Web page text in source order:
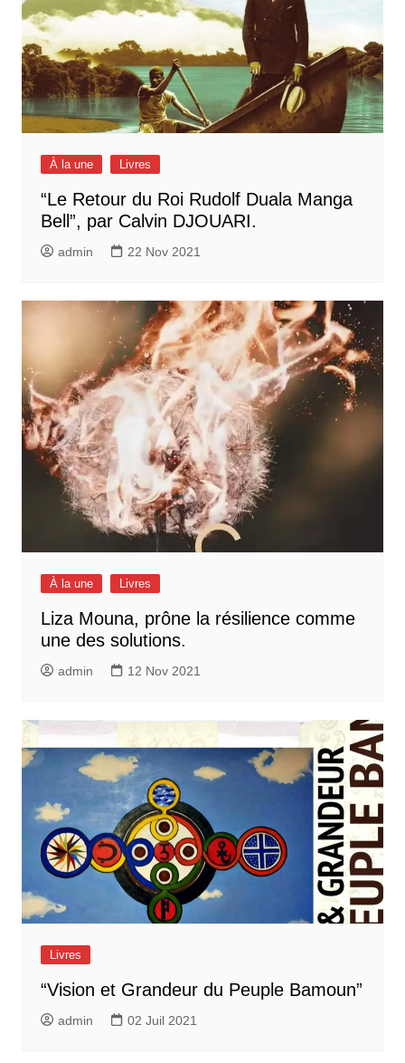
À la une Livres
“Le Retour du Roi Rudolf Duala Manga
Bell”, par Calvin DJOUARI.
admin 22 Nov 2021
À la une Livres
Liza Mouna, prône la résilience comme
une des solutions.
admin 12 Nov 2021
Livres
“Vision et Grandeur du Peuple Bamoun”
admin 02 Juil 2021